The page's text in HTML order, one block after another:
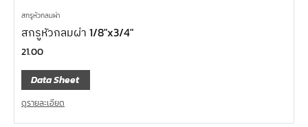
สกรูหัวกลมผ่า
สกรูหัวกลมผ่า 1/8″x3/4″
21.00
Data Sheet
ดูรายละเอียด